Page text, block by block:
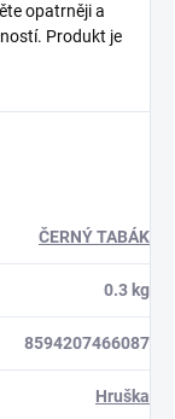
opatrněji a
Produkt je
ČERNÝ TABÁK
0.3 kg
8594207466087
Hruška